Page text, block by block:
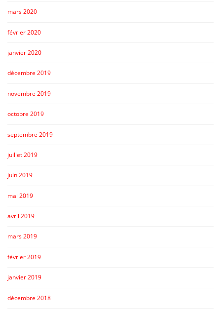
mars 2020
février 2020
janvier 2020
décembre 2019
novembre 2019
octobre 2019
septembre 2019
juillet 2019
juin 2019
mai 2019
avril 2019
mars 2019
février 2019
janvier 2019
décembre 2018